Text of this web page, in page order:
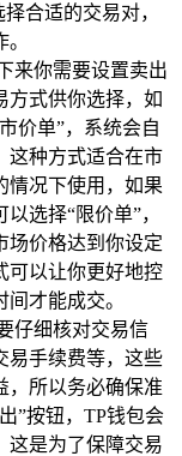
合适的交易对，
来你需要设置卖出
方式供你选择，如
价单”，系统会自
这种方式适合在市
情况下使用，如果
选择“限价单”，
场价格达到你设定
可以让你更好地控
才能成交。
仔细核对交易信
易手续费等，这些
，所以务必确保准
”按钮，TP钱包会
这是为了保障交易